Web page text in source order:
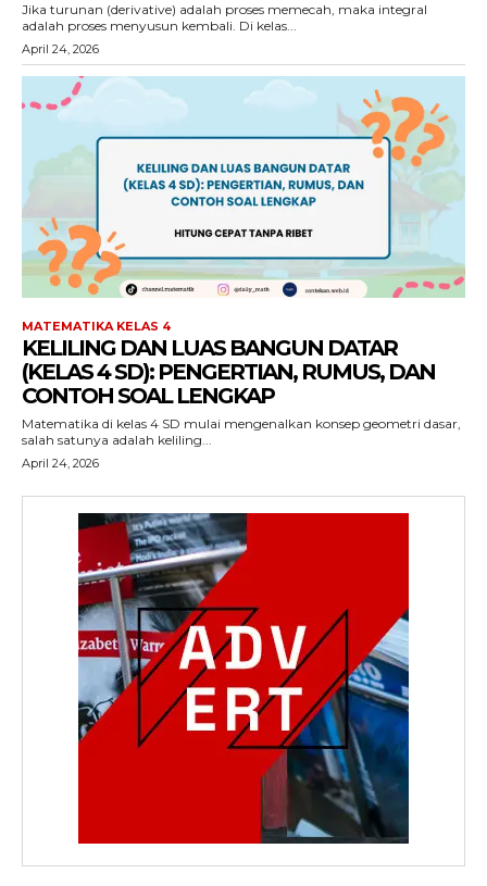
Jika turunan (derivative) adalah proses memecah, maka integral
adalah proses menyusun kembali. Di kelas...
April 24, 2026
MATEMATIKA KELAS 4
KELILING DAN LUAS BANGUN DATAR
(KELAS 4 SD): PENGERTIAN, RUMUS, DAN
CONTOH SOAL LENGKAP
Matematika di kelas 4 SD mulai mengenalkan konsep geometri dasar,
salah satunya adalah keliling...
April 24, 2026